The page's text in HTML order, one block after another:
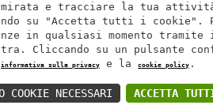
e tracciare la tua
su "Accetta tutti i cookie".
in qualsiasi momento
Cliccando su un pulsante
informativa sulla privacy e la cookie policy .
ACCETTA
COOKIE NECESSARI